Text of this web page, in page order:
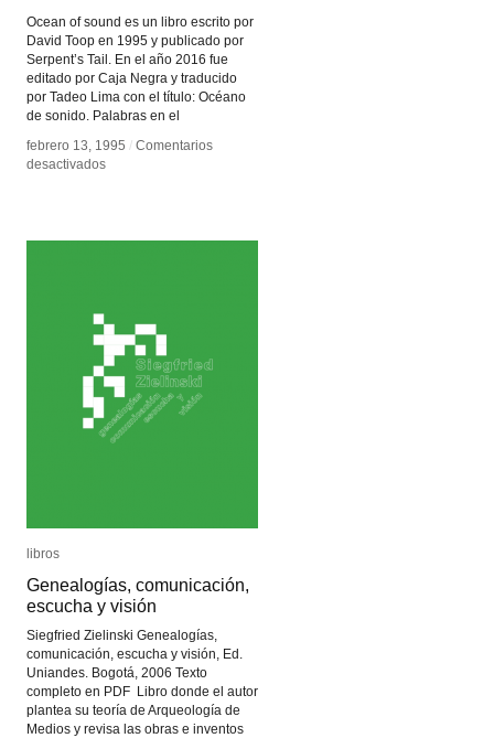
Ocean of sound es un libro escrito por
David Toop en 1995 y publicado por
Serpent’s Tail. En el año 2016 fue
editado por Caja Negra y traducido
por Tadeo Lima con el título: Océano
de sonido. Palabras en el
febrero 13, 1995 / Comentarios
desactivadosen
febrero 13, 1995 / Comentarios
desactivadosen
libros
Genealogías, comunicación,
escucha y visión
Siegfried Zielinski Genealogías,
comunicación, escucha y visión, Ed.
Uniandes. Bogotá, 2006 Texto
completo en PDF Libro donde el autor
plantea su teoría de Arqueología de
Medios y revisa las obras e inventos
libros
Genealogías, comunicación,
escucha y visión